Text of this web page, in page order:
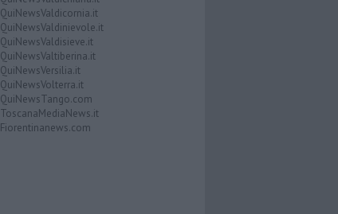
QuiNewsValdicornia.it
QuiNewsValdinievole.it
QuiNewsValdisieve.it
QuiNewsValtiberina.it
QuiNewsVersilia.it
QuiNewsVolterra.it
QuiNewsTango.com
ToscanaMediaNews.it
Fiorentinanews.com